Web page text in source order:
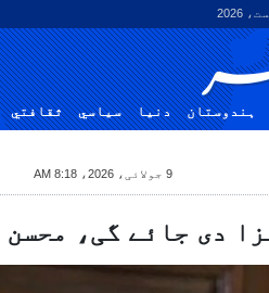
ہندوستان دنیا سياسي ثقافتي
9 جولائی، 2026، 8:18 AM
دی جائے گی، محسن